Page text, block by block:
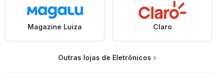
Magazine Luiza Claro
Outras lojas de Eletrônicos